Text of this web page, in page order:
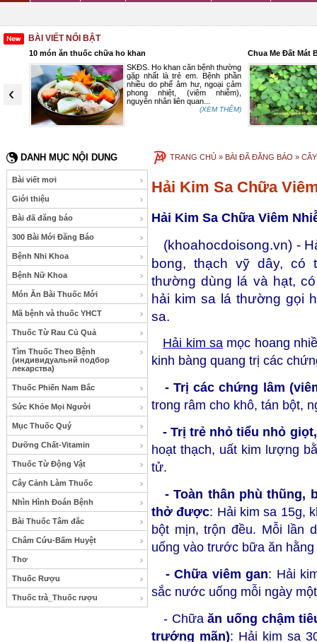
BÀI VIẾT NỔI BẬT
‹
món ăn thuốc chữa ho khan
SKĐS. Ho khan căn bệnh thường
gặp nhất là trẻ em. Bệnh phần
nhiều do phế âm hư, ngoại cảm
phong nhiệt, (viêm nhiễm),
nguyên nhân liên quan...
(XEM THÊM)
Chua Me Đất Mát Bổ Giàu
DANH MỤC NỘI DUNG
Bài viết mơi
Giới thiệu
Bài đã đăng báo
300 Bài Mới Đăng Báo
Bệnh Nhi Khoa
Bệnh Nữ Khoa
Món Ăn Bài Thuốc Mới
Mã bệnh và thuốc YHCT
Thuốc Từ Rau Củ Quả
Tìm Thuốc Theo Bệnh
(индивидуальнй подбор
лекарства)
Thuốc Phiến Nam Bắc
Sức Khỏe Mọi Người
Mục Thuốc Quý
Dưỡng Chất-Vitamin
Thuốc Từ Động Vật
Cây Cảnh Làm Thuốc
Nhìn Hình Đoán Bệnh
Bài Thuốc Tâm đắc
Châm Cứu-Bấm Huyệt
Thơ
Thuốc Rượu
Thuốc trà_Thuốc rượu
TRANG CHỦ » BÀI ĐÃ ĐĂNG BÁO »
Hải Kim Sa Chữa
Hải Kim Sa Chữa Viêm
(khoahocdoisong.vn) -
bong, thạch vỹ dây, có
thường dùng lá và hạt,
hải kim sa lá thường gọi
sa.
Hải kim samọc hoang
kinh bàng quang trị các
- Trị các chứng lâm
trong râm cho khô, tán bột,
- Trị trẻ nhỏ tiểu nhỏ
hoạt thạch, uất kim lượng
tử.
- Toàn thân phù thũng,
thở được: Hải kim sa 15g,
bột mịn, trộn đều. Mỗi lần
uống vào trước bữa ăn hằng
- Chữa viêm gan: Hải
sắc nước uống mỗi ngày
- Chữaăn uống chậm
trướng mãn): Hải kim sa